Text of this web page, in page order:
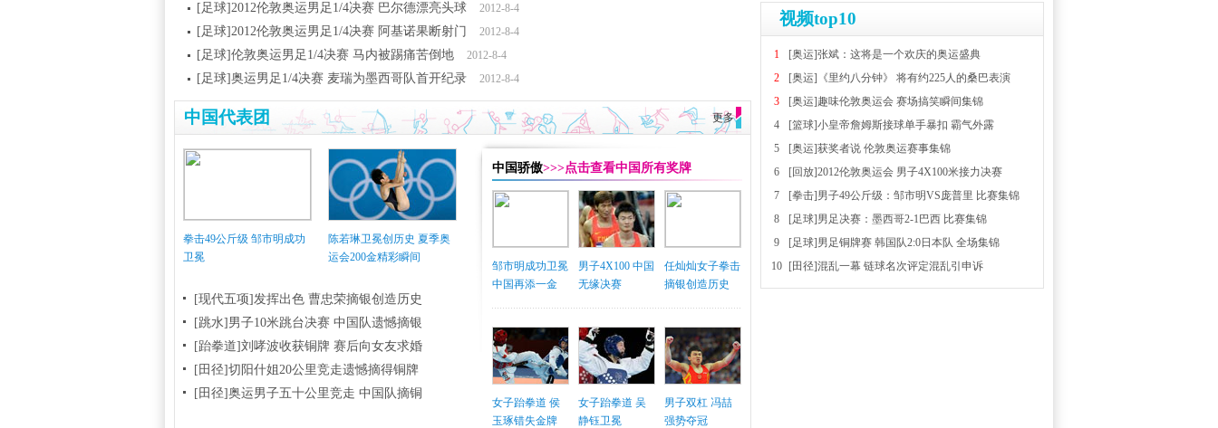
[足球]2012伦敦奥运男足1/4决赛 巴尔德漂亮头球 2012-8-4
[足球]2012伦敦奥运男足1/4决赛 阿基诺果断射门 2012-8-4
[足球]伦敦奥运男足1/4决赛 马内被踢痛苦倒地 2012-8-4
[足球]奥运男足1/4决赛 麦瑞为墨西哥队首开纪录 2012-8-4
中国代表团 更多
拳击49公斤级 邹市明成功
卫冕
陈若琳卫冕创历史 夏季奥
运会200金精彩瞬间
[现代五项]发挥出色 曹忠荣摘银创造历史
[跳水]男子10米跳台决赛 中国队遗憾摘银
[跆拳道]刘哮波收获铜牌 赛后向女友求婚
[田径]切阳什姐20公里竞走遗憾摘得铜牌
[田径]奥运男子五十公里竞走 中国队摘铜
中国骄傲>>>点击查看中国所有奖牌
邹市明成功卫冕
中国再添一金
男子4X100 中国
无缘决赛
任灿灿女子拳击
摘银创造历史
女子跆拳道 侯
玉琢错失金牌
女子跆拳道 吴
静钰卫冕
男子双杠 冯喆
强势夺冠
视频top10
1
[奥运]张斌：这将是一个欢庆的奥运盛典
2
[奥运]《里约八分钟》 将有约225人的桑巴表演
3
[奥运]趣味伦敦奥运会 赛场搞笑瞬间集锦
4
[篮球]小皇帝詹姆斯接球单手暴扣 霸气外露
5
[奥运]获奖者说 伦敦奥运赛事集锦
6
[回放]2012伦敦奥运会 男子4X100米接力决赛
7
[拳击]男子49公斤级：邹市明VS庞普里 比赛集锦
8
[足球]男足决赛：墨西哥2-1巴西 比赛集锦
9
[足球]男足铜牌赛 韩国队2:0日本队 全场集锦
10
[田径]混乱一幕 链球名次评定混乱引申诉